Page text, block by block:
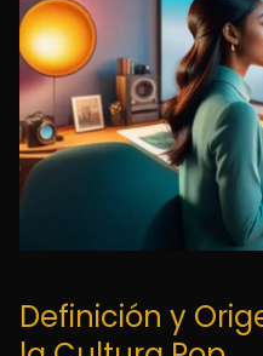
Definición y